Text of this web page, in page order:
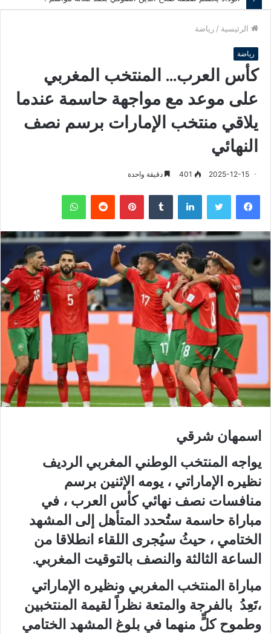
الرئيسية / رياضة
رياضة
كأس العرب… المنتخب المغربي
على موعد مع مواجهة حاسمة عندما
يلاقي منتخب الإمارات برسم نصف
النهائي
2025-12-15
401 دقيقة واحدة
فيسبوك لينكدإن بينتيريست
اسمهان شرقي
يواجه المنتخب الوطني المغربي الرديف
نظيره الإماراتي ، يومه الإثنين برسم
منافسات نصف نهائي كأس العرب ، في
مباراة حاسمة ستُحدد المتأهل إلى المشهد
الختامي ، حيثُ سيُجرى اللقاء انطلاقا من
الساعة الثالثة والنصف بالتوقيت المغربي.
مباراة المنتخب المغربي ونظيره الإماراتي
،تَعِدُ بالفرجة والمتعة نظراً لقيمة المنتخبين
وطموح كلٍّ منهما في بلوغ المشهد الختامي